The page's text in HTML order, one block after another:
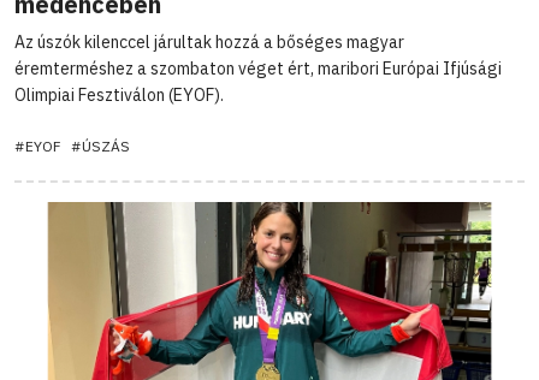
Az úszók kilenccel járultak hozzá a bőséges magyar
éremterméshez a szombaton véget ért, maribori Európai Ifjúsági
Olimpiai Fesztiválon (EYOF).
#EYOF #ÚSZÁS